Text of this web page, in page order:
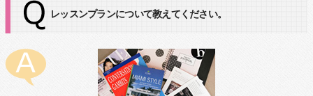
レッスンプランについて教えてください。